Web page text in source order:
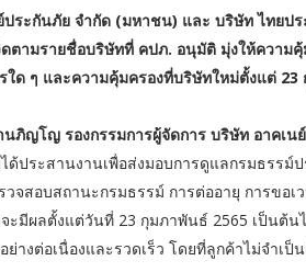
ประกันภัย จำกัด (มหาชน) และ บริษัท ไทย
ตามรายชื่อบริษัทที่ คปภ. อนุมัติ มุ่งให้ความ
ใด ๆ และความคุ้มครองที่บริษัทใหม่ตั้งแต่ 23
ภิญโญ รองกรรมการผู้จัดการ บริษัท อาคเน
ด้ประสานงานเพื่อส่งมอบการดูแลกรมธรร
วจสอบสถานะกรมธรรม์ การต่ออายุ การขอ
ะมีผลตั้งแต่วันที่ 23 กุมภาพันธ์ 2565 เป็นต้
ย่างต่อเนื่องและรวดเร็ว โดยที่ลูกค้าไม่จำเป็